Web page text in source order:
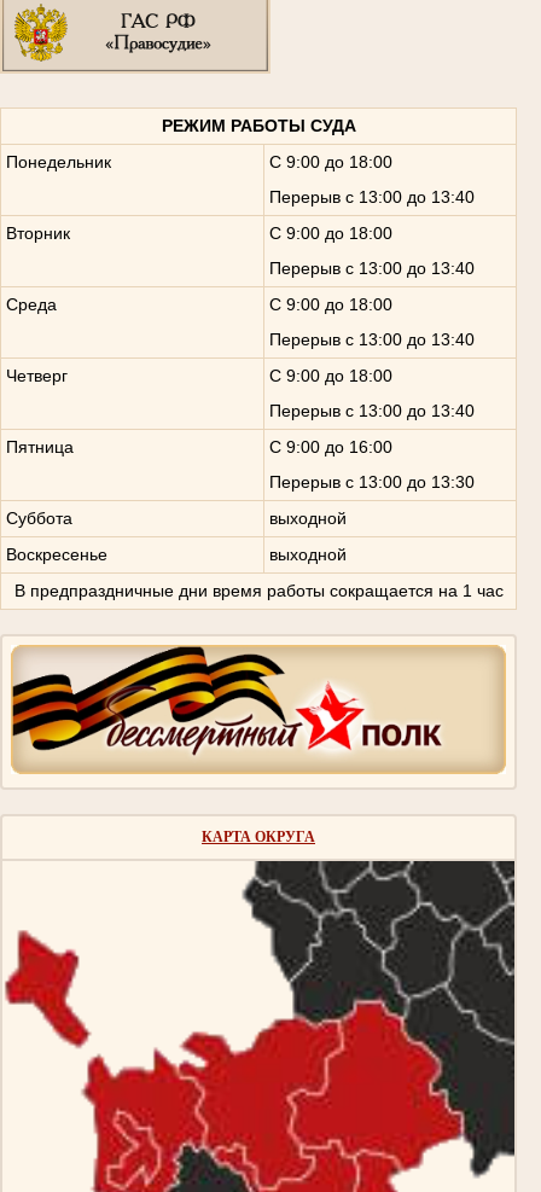
РЕЖИМ РАБОТЫ СУДА
Понедельник
С 9:00 до 18:00
Перерыв с 13:00 до 13:40
Вторник
С 9:00 до 18:00
Перерыв с 13:00 до 13:40
Среда
С 9:00 до 18:00
Перерыв с 13:00 до 13:40
Четверг
С 9:00 до 18:00
Перерыв с 13:00 до 13:40
Пятница
С 9:00 до 16:00
Перерыв с 13:00 до 13:30
Суббота
выходной
Воскресенье
выходной
В предпраздничные дни время работы сокращается на 1 час
КАРТА ОКРУГА